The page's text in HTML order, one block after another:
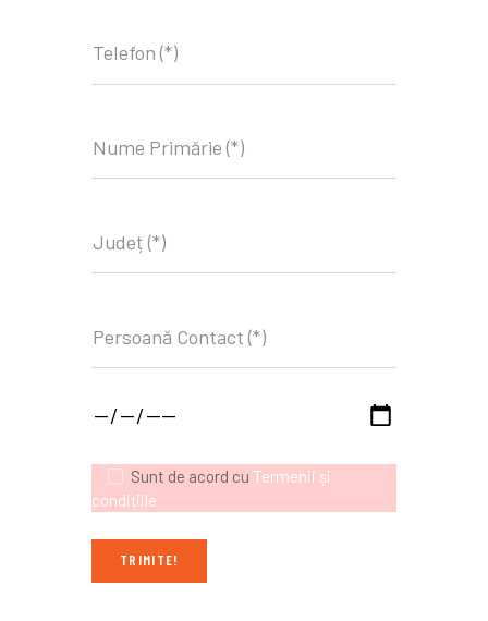
Sunt de acord cu Termenii și
condițiile